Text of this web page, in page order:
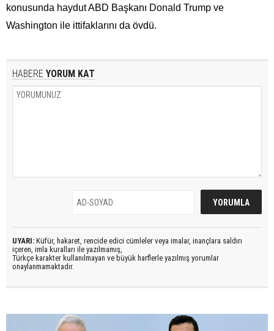
konusunda haydut ABD Başkanı Donald Trump ve
Washington ile ittifaklarını da övdü.
HABERE YORUM KAT
UYARI: Küfür, hakaret, rencide edici cümleler veya imalar, inançlara saldırı
içeren, imla kuralları ile yazılmamış,
Türkçe karakter kullanılmayan ve büyük harflerle yazılmış yorumlar
onaylanmamaktadır.